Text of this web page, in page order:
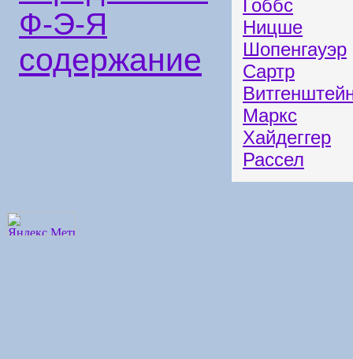
Ф-Э-Я
содержание
Гоббс
Ницше
Шопенгауэр
Сартр
Маркс
Хайдеггер
Рассел